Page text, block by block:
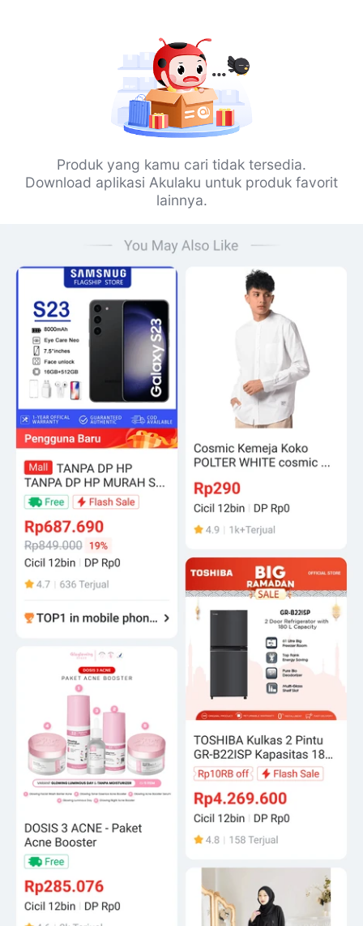
Produk yang kamu cari tidak tersedia.
Download aplikasi Akulaku untuk produk favorit
lainnya.